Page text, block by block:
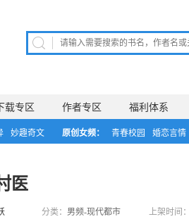
下载专区 作者专区 福利体系
妙趣奇文 原创女频： 青春校园 婚恋言情
医
分类： 男频-现代都市 上架时间：